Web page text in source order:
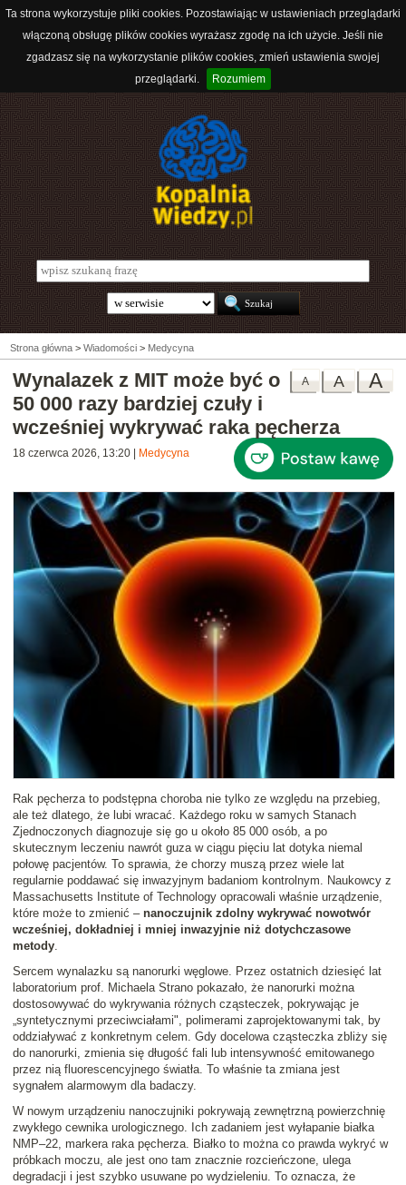
Ta strona wykorzystuje pliki cookies. Pozostawiając w ustawieniach przeglądarki
włączoną obsługę plików cookies wyrażasz zgodę na ich użycie. Jeśli nie
zgadzasz się na wykorzystanie plików cookies, zmień ustawienia swojej
przeglądarki.
Rozumiem
Strona główna > Wiadomości > Medycyna
A
A
A
Wynalazek z MIT może być o
50 000 razy bardziej czuły i
wcześniej wykrywać raka pęcherza
18 czerwca 2026, 13:20 Medycyna
Rak pęcherza to podstępna choroba nie tylko ze względu na przebieg,
ale też dlatego, że lubi wracać. Każdego roku w samych Stanach
Zjednoczonych diagnozuje się go u około 85 000 osób, a po
skutecznym leczeniu nawrót guza w ciągu pięciu lat dotyka niemal
połowę pacjentów. To sprawia, że chorzy muszą przez wiele lat
regularnie poddawać się inwazyjnym badaniom kontrolnym. Naukowcy z
Massachusetts Institute of Technology opracowali właśnie urządzenie,
które może to zmienić – nanoczujnik zdolny wykrywać nowotwór
wcześniej, dokładniej i mniej inwazyjnie niż dotychczasowe
metody.
Sercem wynalazku są nanorurki węglowe. Przez ostatnich dziesięć lat
laboratorium prof. Michaela Strano pokazało, że nanorurki można
dostosowywać do wykrywania różnych cząsteczek, pokrywając je
„syntetycznymi przeciwciałami", polimerami zaprojektowanymi tak, by
oddziaływać z konkretnym celem. Gdy docelowa cząsteczka zbliży się
do nanorurki, zmienia się długość fali lub intensywność emitowanego
przez nią fluorescencyjnego światła. To właśnie ta zmiana jest
sygnałem alarmowym dla badaczy.
W nowym urządzeniu nanoczujniki pokrywają zewnętrzną powierzchnię
zwykłego cewnika urologicznego. Ich zadaniem jest wyłapanie białka
NMP–22, markera raka pęcherza. Białko to można co prawda wykryć w
próbkach moczu, ale jest ono tam znacznie rozcieńczone, ulega
degradacji i jest szybko usuwane po wydzieleniu. To oznacza, że